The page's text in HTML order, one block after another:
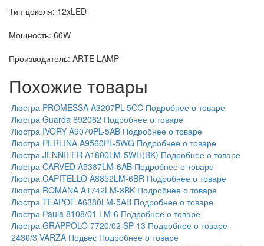
Тип цоколя: 12xLED
Мощность: 60W
Производитель: ARTE LAMP
Похожие товары
Люстра PROMESSA A3207PL-5CC Подробнее о товаре
Люстра Guarda 692062 Подробнее о товаре
Люстра IVORY A9070PL-5AB Подробнее о товаре
Люстра PERLINA A9560PL-5WG Подробнее о товаре
Люстра JENNIFER A1800LM-5WH(BK) Подробнее о товаре
Люстра CARVED A5387LM-6AB Подробнее о товаре
Люстра CAPITELLO A8852LM-6BR Подробнее о товаре
Люстра ROMANA A1742LM-8BK Подробнее о товаре
Люстра TEAPOT A6380LM-5AB Подробнее о товаре
Люстра Paula 8108/01 LM-6 Подробнее о товаре
Люстра GRAPPOLO 7720/02 SP-13 Подробнее о товаре
2430/3 VARZA Подвес Подробнее о товаре